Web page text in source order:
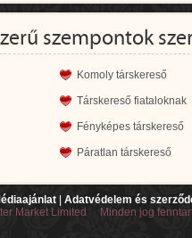
szempontok
Komoly társkereső
Társkereső fiataloknak
Fényképes társkereső
Páratlan társkereső
Adatvédelem és
Market Limited Minden jog